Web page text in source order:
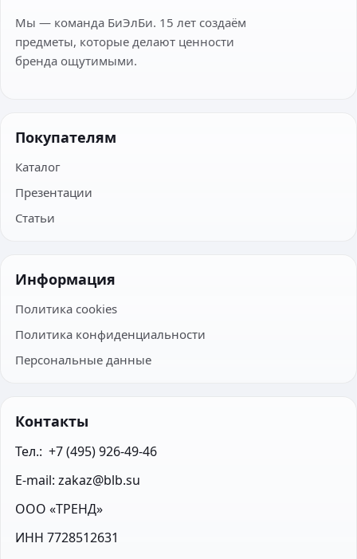
Мы — команда БиЭлБи. 15 лет создаём
предметы, которые делают ценности
бренда ощутимыми.
Покупателям
Каталог
Презентации
Статьи
Информация
Политика cookies
Политика конфиденциальности
Персональные данные
Контакты
Тел.:  +7 (495) 926-49-46
E-mail: zakaz@blb.su
ООО «ТРЕНД»
ИНН 7728512631